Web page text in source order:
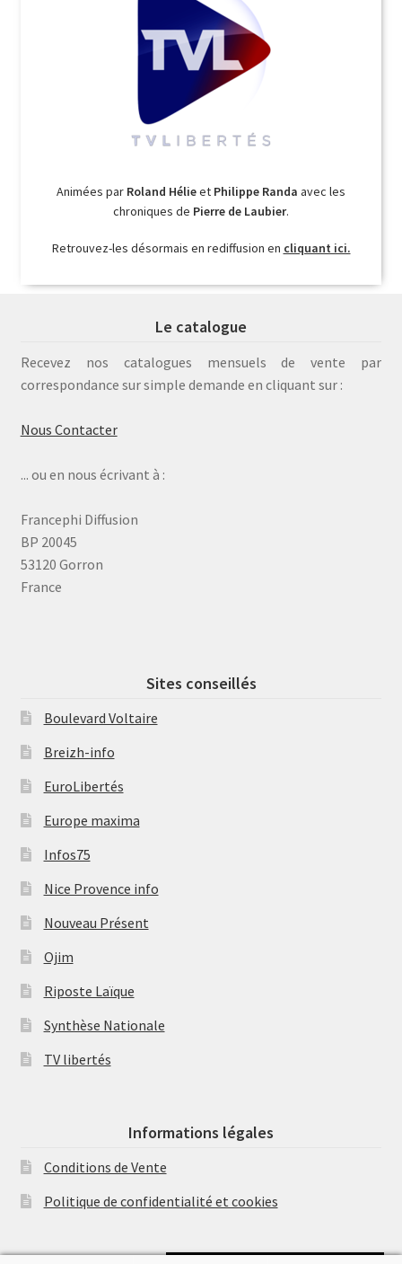
Animées par Roland Hélieet Philippe Randa avec les
chroniques de Pierre de Laubier.
Retrouvez-les désormais en rediffusion en cliquant ici.
Le catalogue
Recevez nos catalogues mensuels de vente par
correspondance sur simple demande en cliquant sur :
Nous Contacter
... ou en nous écrivant à :
Francephi Diffusion
BP 20045
53120 Gorron
France
Sites conseillés
Boulevard Voltaire
Breizh-info
EuroLibertés
Europe maxima
Infos75
Nice Provence info
Nouveau Présent
Ojim
Riposte Laïque
Synthèse Nationale
TV libertés
Informations légales
Conditions de Vente
Politique de confidentialité et cookies